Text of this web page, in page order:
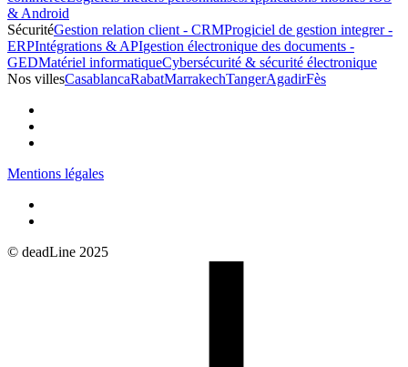
& Android
SécuritéGestion relation client - CRMProgiciel de gestion integrer -
ERPIntégrations & APIgestion électronique des documents -
GEDMatériel informatiqueCybersécurité & sécurité électronique
Nos villesCasablancaRabatMarrakechTangerAgadirFès
Mentions légales
© deadLine 2025